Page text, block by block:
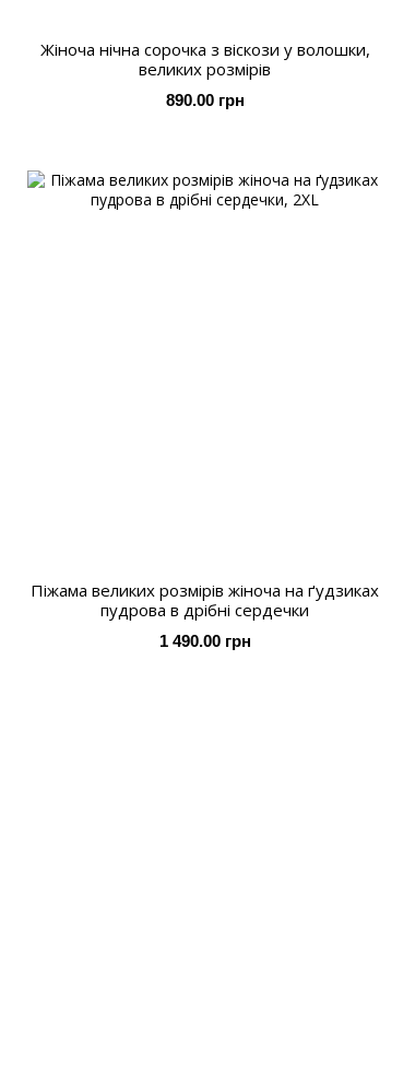
Жіноча нічна сорочка з віскози у волошки,
великих розмірів
890.00 грн
Піжама великих розмірів жіноча на ґудзиках
пудрова в дрібні сердечки
1 490.00 грн